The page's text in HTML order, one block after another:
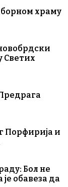
храму
Светих
Порфирија и
Бол не
обавеза да